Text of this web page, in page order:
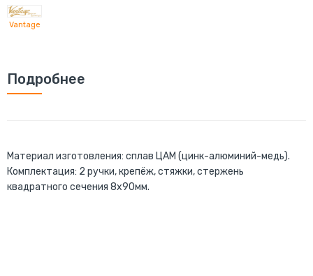
Vantage
Подробнее
Материал изготовления: сплав ЦАМ (цинк-алюминий-медь).
Комплектация: 2 ручки, крепёж, стяжки, стержень
квадратного сечения 8x90мм.